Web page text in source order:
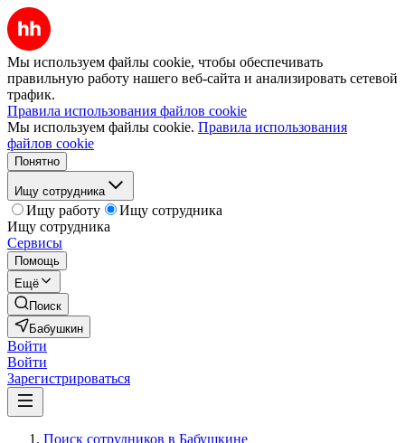
Мы используем файлы cookie, чтобы обеспечивать
правильную работу нашего веб-сайта и анализировать сетевой
трафик.
Правила использования файлов cookie
Мы используем файлы cookie. Правила использования
файлов cookie
Понятно
Ищу сотрудника
Ищу работу
Ищу сотрудника
Ищу сотрудника
Сервисы
Помощь
Ещё
Поиск
Бабушкин
Войти
Войти
Зарегистрироваться
Поиск сотрудников в Бабушкине